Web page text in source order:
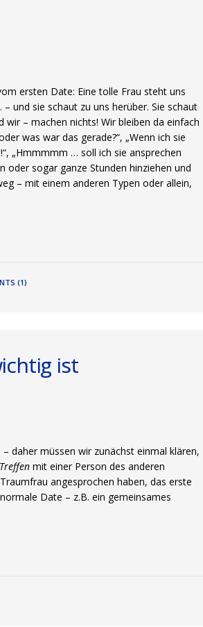
ersten Date: Eine tolle Frau steht uns
und sie schaut zu uns herüber. Sie schaut
– machen nichts! Wir bleiben da einfach
was war das gerade?“, „Wenn ich sie
„Hmmmmm … soll ich sie ansprechen
oder sogar ganze Stunden hinziehen und
– mit einem anderen Typen oder allein,
(1)
ist
daher müssen wir zunächst einmal klären,
mit einer Person des anderen
angesprochen haben, das erste
Date – z.B. ein gemeinsames